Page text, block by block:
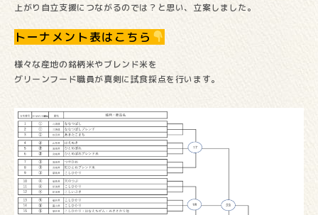
上がり自立支援につながるのでは？と思い、立案しました。
トーナメント表はこちら
様々な産地の銘柄米やブレンド米を
グリーンフード職員が真剣に試食採点を行います。